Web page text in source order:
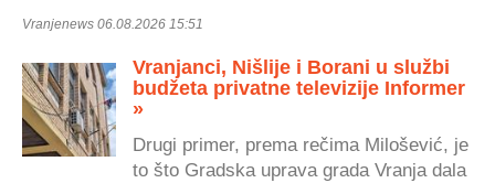
Vranjenews 06.08.2026 15:51
Vranjanci, Nišlije i Borani u službi
budžeta privatne televizije Informer
»
Drugi primer, prema rečima Milošević, je
to što Gradska uprava grada Vranja dala